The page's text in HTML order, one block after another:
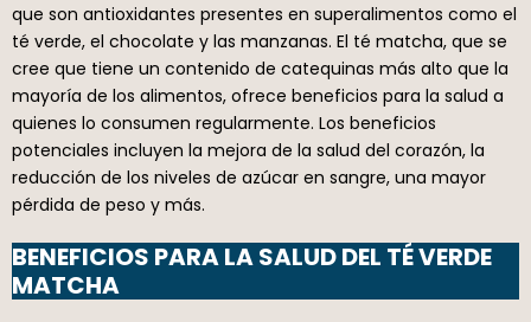
que son antioxidantes presentes en superalimentos como el
té verde, el chocolate y las manzanas. El té matcha, que se
cree que tiene un contenido de catequinas más alto que la
mayoría de los alimentos, ofrece beneficios para la salud a
quienes lo consumen regularmente. Los beneficios
potenciales incluyen la mejora de la salud del corazón, la
reducción de los niveles de azúcar en sangre, una mayor
pérdida de peso y más.
BENEFICIOS PARA LA SALUD DEL TÉ VERDE
MATCHA